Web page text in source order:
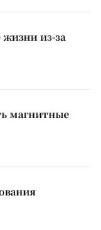
из-за
магнитные